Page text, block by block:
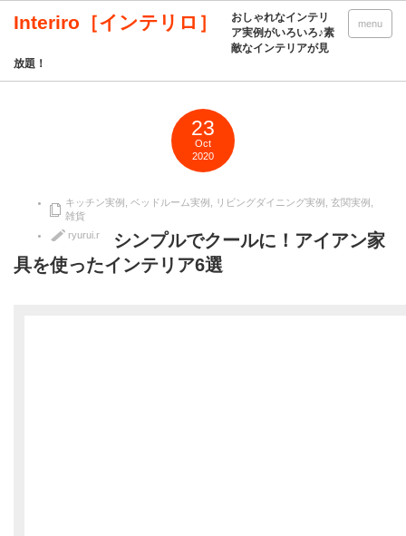
Interiro［インテリロ］ menu
おしゃれなインテリ
ア実例がいろいろ♪素
敵なインテリアが見
放題！
23
Oct
2020
キッチン実例 ベッドルーム実例 リビングダイニング実例 玄関実例
雑貨
ryurui.r
シンプルでクールに！アイアン家
具を使ったインテリア6選